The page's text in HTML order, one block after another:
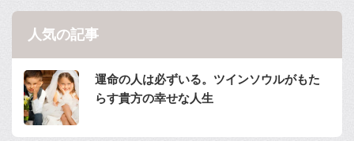
人気の記事
運命の人は必ずいる。ツインソウルがもた
らす貴方の幸せな人生